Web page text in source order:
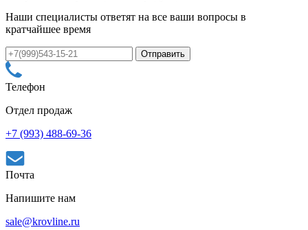
Наши специалисты ответят на все ваши вопросы в
кратчайшее время
Телефон
Отдел продаж
+7 (993) 488-69-36
Почта
Напишите нам
sale@krovline.ru